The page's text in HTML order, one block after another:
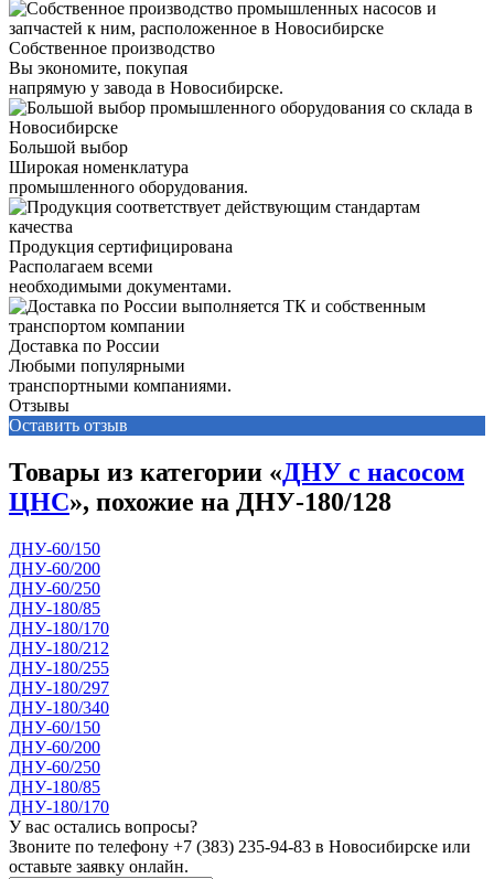
Собственное производство
Вы экономите, покупая
напрямую у завода в Новосибирске.
Большой выбор
Широкая номенклатура
промышленного оборудования.
Продукция сертифицирована
Располагаем всеми
необходимыми документами.
Доставка по России
Любыми популярными
транспортными компаниями.
Отзывы
Оставить отзыв
Товары из категории «ДНУ с насосом
ЦНС», похожие на ДНУ-180/128
ДНУ-60/150
ДНУ-60/200
ДНУ-60/250
ДНУ-180/85
ДНУ-180/170
ДНУ-180/212
ДНУ-180/255
ДНУ-180/297
ДНУ-180/340
ДНУ-60/150
ДНУ-60/200
ДНУ-60/250
ДНУ-180/85
ДНУ-180/170
У вас остались вопросы?
Звоните по телефону +7 (383) 235-94-83 в Новосибирске или
оставьте заявку онлайн.